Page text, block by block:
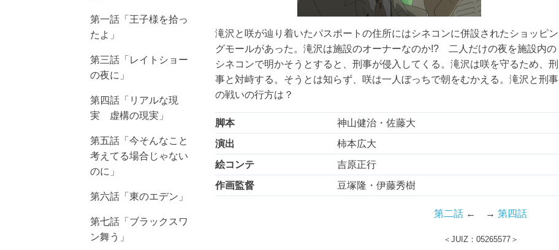
第一話「王子様を拾っ
たよ」
第三話「レイトショー
の夜に」
第四話「リアルな現
実 虚構の現実」
第五話「今そんなこと
考えてる場合じゃない
のに」
第六話「東のエデン」
第七話「ブラックスワ
ン舞う」
滝沢と咲が辿り着いたパスポートの住所にはシネコンに併設されたショッピン
グモールがあった。滝沢は施設のオーナーなのか!? 二人だけの夜を施設内の
シネコンで明かそうとすると、刑事が侵入してくる。滝沢は咲を守るため、刑
事と対峙する。そうとは知らず、咲は一人ぼっちで朝をむかえる。滝沢と刑事
の戦いの行方は？
脚本
神山健治・佐藤大
演出
柿本広大
絵コンテ
吉原正行
作画監督
豆塚隆・伊藤秀樹
第二話 ← → 第四話
＜JUIZ：05265577＞